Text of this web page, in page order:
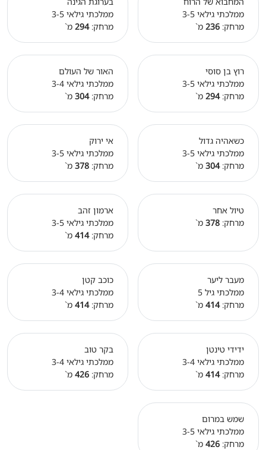
ממלכתי גילאי 3-5
מרחק: 236 מ`
ממלכתי גילאי 3-5
מרחק:294 מ`
רוץ בן סוסי
ממלכתי גילאי 3-5
מרחק:294 מ`
האור של העולם
ממלכתי גילאי 3-4
מרחק:304 מ`
כשאהיה גדול
ממלכתי גילאי 3-5
מרחק:304 מ`
אי ירוק
ממלכתי גילאי 3-5
מרחק: 378 מ`
טיול אחר
מרחק: 378 מ`
ארמון זהב
ממלכתי גילאי 3-5
מרחק:414 מ`
מעבר ליער
ממלכתי גיל 5
מרחק:414 מ`
כוכב קטן
ממלכתי גילאי 3-4
מרחק:414 מ`
ידידי טינטן
ממלכתי גילאי 3-4
מרחק:414 מ`
בקר טוב
ממלכתי גילאי 3-4
מרחק: 426 מ`
שמש במרום
ממלכתי גילאי 3-5
מרחק: 426 מ`